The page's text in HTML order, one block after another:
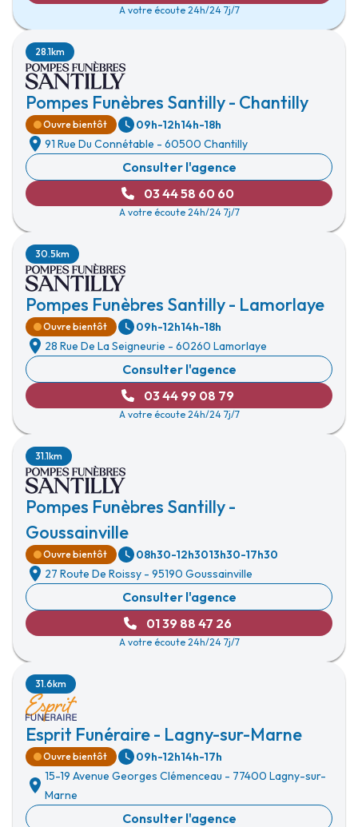
A votre écoute 24h/24 7j/7
Pompes Funèbres Santilly - Chantilly
28.1km
Ouvre bientôt 09h-12h14h-18h
91 Rue Du Connétable - 60500 Chantilly
Consulter l'agence
03 44 58 60 60
A votre écoute 24h/24 7j/7
Pompes Funèbres Santilly - Lamorlaye
30.5km
Ouvre bientôt 09h-12h14h-18h
28 Rue De La Seigneurie - 60260 Lamorlaye
Consulter l'agence
03 44 99 08 79
A votre écoute 24h/24 7j/7
Pompes Funèbres Santilly -
Goussainville
31.1km
Ouvre bientôt 08h30-12h3013h30-17h30
27 Route De Roissy - 95190 Goussainville
Consulter l'agence
01 39 88 47 26
A votre écoute 24h/24 7j/7
Esprit Funéraire - Lagny-sur-Marne
31.6km
Ouvre bientôt 09h-12h14h-17h
15-19 Avenue Georges Clémenceau - 77400 Lagny-sur-
Marne
Consulter l'agence